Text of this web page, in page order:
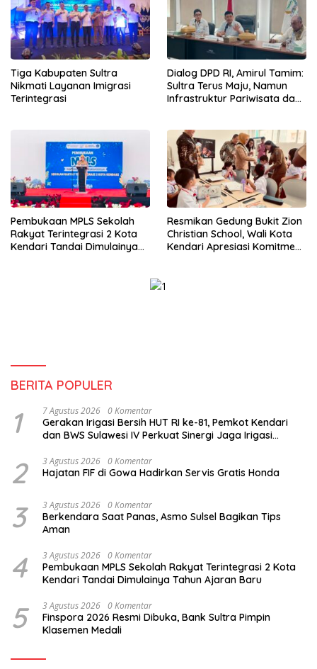
Tiga Kabupaten Sultra
Nikmati Layanan Imigrasi
Terintegrasi
Dialog DPD RI, Amirul Tamim:
Sultra Terus Maju, Namun
Infrastruktur Pariwisata dan
Pembukaan MPLS Sekolah
Rakyat Terintegrasi 2 Kota
Kendari Tandai Dimulainya
Resmikan Gedung Bukit Zion
Christian School, Wali Kota
Kendari Apresiasi Komitmen
BERITA POPULER
1 7 Agustus 2026 0 Komentar
Gerakan Irigasi Bersih HUT RI ke-81, Pemkot Kendari
dan BWS Sulawesi IV Perkuat Sinergi Jaga Irigasi
2 3 Agustus 2026 0 Komentar
Hajatan FIF di Gowa Hadirkan Servis Gratis Honda
3 3 Agustus 2026 0 Komentar
Berkendara Saat Panas, Asmo Sulsel Bagikan Tips
Aman
4 3 Agustus 2026 0 Komentar
Pembukaan MPLS Sekolah Rakyat Terintegrasi 2 Kota
Kendari Tandai Dimulainya Tahun Ajaran Baru
5 3 Agustus 2026 0 Komentar
Finspora 2026 Resmi Dibuka, Bank Sultra Pimpin
Klasemen Medali